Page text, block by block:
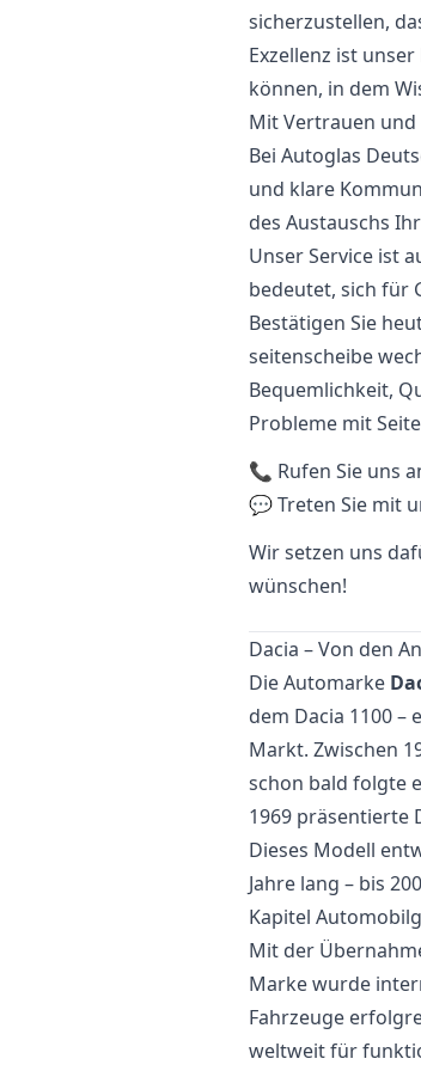
sicherzustellen,
Exzellenz ist
können, in dem
Mit Vertrauen und
Bei Autoglas
und klare
des Austauschs
Unser Service ist
bedeutet, sich für
Bestätigen Sie
seitenscheibe
Bequemlichkeit,
Probleme mit
📞 Rufen Sie uns
💬 Treten Sie mit
Wir setzen uns
wünschen!
Dacia – Von den
Die Automarke
dem Dacia 1100 –
Markt. Zwischen
schon bald folgte
1969 präsentierte
Dieses Modell
Jahre lang – bis
Kapitel
Mit der
Marke wurde
Fahrzeuge
weltweit für